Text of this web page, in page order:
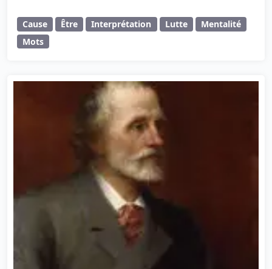
Cause Être Interprétation Lutte
Mentalité
Mots